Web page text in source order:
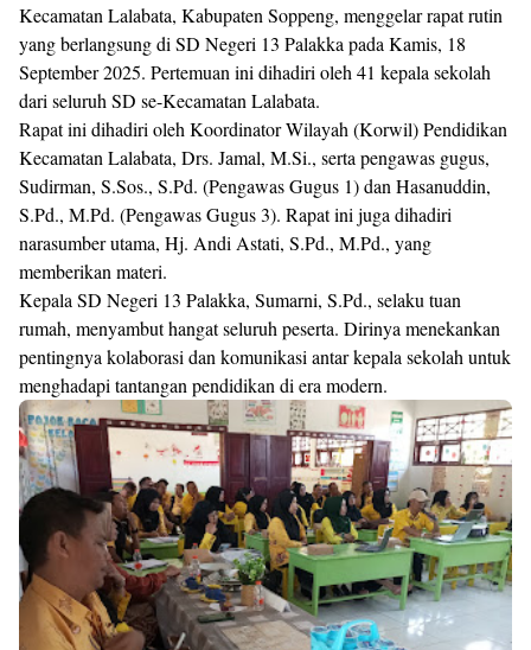
Kecamatan Lalabata, Kabupaten Soppeng, menggelar rapat rutin
yang berlangsung di SD Negeri 13 Palakka pada Kamis, 18
September 2025. Pertemuan ini dihadiri oleh 41 kepala sekolah
dari seluruh SD se-Kecamatan Lalabata.
Rapat ini dihadiri oleh Koordinator Wilayah (Korwil) Pendidikan
Kecamatan Lalabata, Drs. Jamal, M.Si., serta pengawas gugus,
Sudirman, S.Sos., S.Pd. (Pengawas Gugus 1) dan Hasanuddin,
S.Pd., M.Pd. (Pengawas Gugus 3). Rapat ini juga dihadiri
narasumber utama, Hj. Andi Astati, S.Pd., M.Pd., yang
memberikan materi.
Kepala SD Negeri 13 Palakka, Sumarni, S.Pd., selaku tuan
rumah, menyambut hangat seluruh peserta. Dirinya menekankan
pentingnya kolaborasi dan komunikasi antar kepala sekolah untuk
menghadapi tantangan pendidikan di era modern.